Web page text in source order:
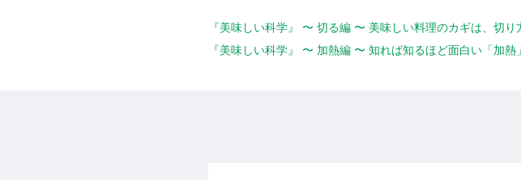
『美味しい科学』 〜 切る編 〜 美味しい料理のカギは、切り
『美味しい科学』 〜 加熱編 〜 知れば知るほど面白い「加熱